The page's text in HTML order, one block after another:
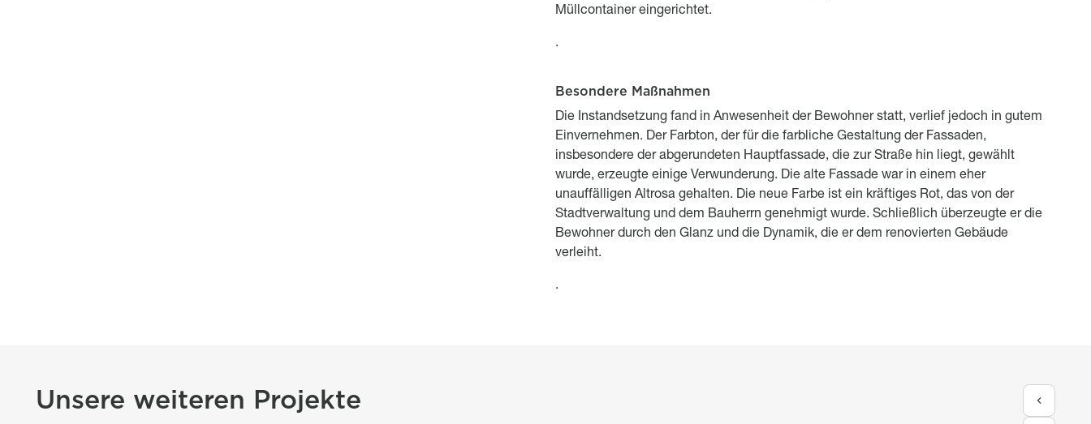
Müllcontainer eingerichtet.
.
Titre
Besondere Maßnahmen
Description
Die Instandsetzung fand in Anwesenheit der Bewohner statt, verlief jedoch in gutem
Einvernehmen. Der Farbton, der für die farbliche Gestaltung der Fassaden,
insbesondere der abgerundeten Hauptfassade, die zur Straße hin liegt, gewählt
wurde, erzeugte einige Verwunderung. Die alte Fassade war in einem eher
unauffälligen Altrosa gehalten. Die neue Farbe ist ein kräftiges Rot, das von der
Stadtverwaltung und dem Bauherrn genehmigt wurde. Schließlich überzeugte er die
Bewohner durch den Glanz und die Dynamik, die er dem renovierten Gebäude
verleiht.
.
Titre section Projets mis en avant
Unsere weiteren Projekte